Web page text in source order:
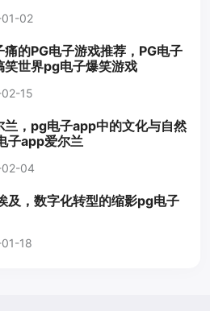
02
痛的PG电子游戏推荐，PG电子
笑世界pg电子爆笑游戏
15
兰，pg电子app中的文化与自然
子app爱尔兰
04
及，数字化转型的缩影pg电子
18